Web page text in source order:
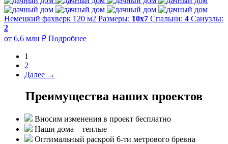
Немецкий фахверк 120 м2 Размеры: 10x7 Спальни: 4 Санузлы:
2
от 6,6 млн ₽ Подробнее
1
2
Далее →
Преимущества наших проектов
Вносим изменения в проект бесплатно
Наши дома – теплые
Оптимальный раскрой 6-ти метрового бревна